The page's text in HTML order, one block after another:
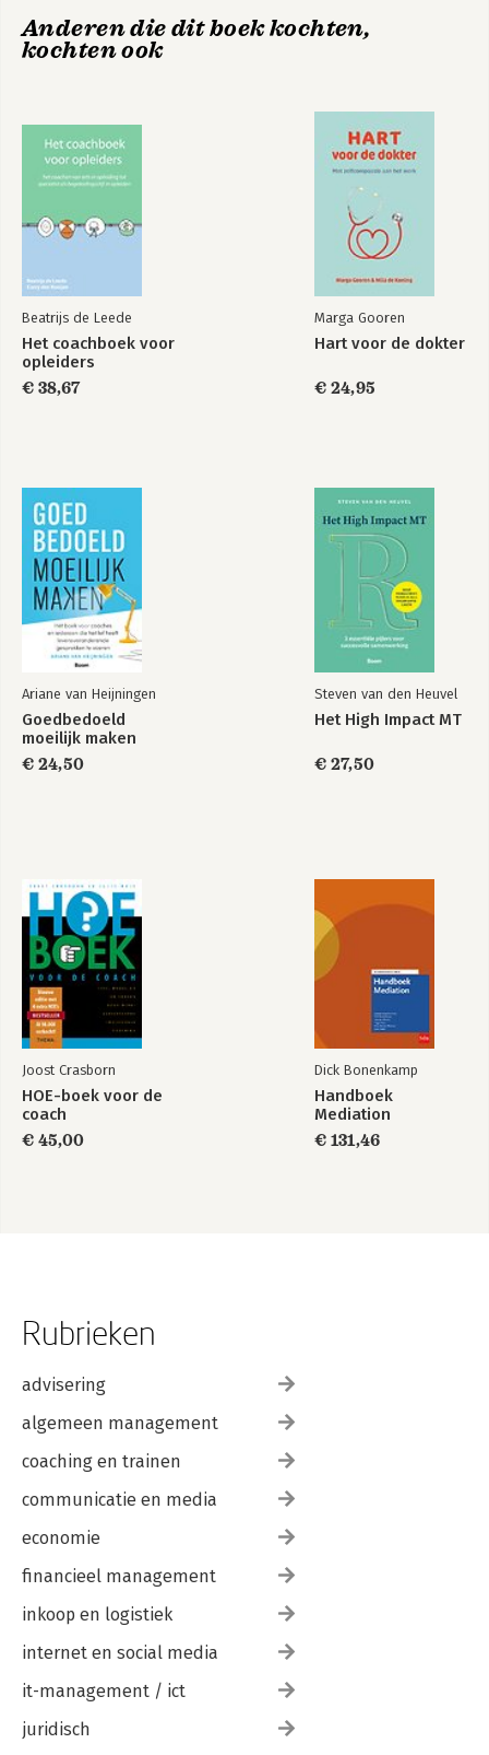
Anderen die dit boek kochten,
kochten ook
Beatrijs de Leede
Het coachboek voor
opleiders
€ 38,67
Marga Gooren
Hart voor de dokter
€ 24,95
Ariane van Heijningen
Goedbedoeld
moeilijk maken
€ 24,50
Steven van den Heuvel
Het High Impact MT
€ 27,50
Joost Crasborn
HOE-boek voor de
coach
€ 45,00
Dick Bonenkamp
Handboek
Mediation
€ 131,46
Rubrieken
advisering
algemeen management
coaching en trainen
communicatie en media
economie
financieel management
inkoop en logistiek
internet en social media
it-management / ict
juridisch